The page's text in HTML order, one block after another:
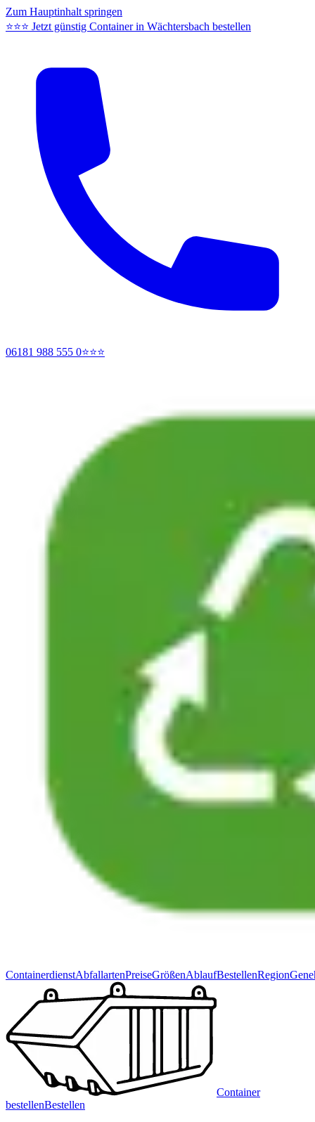
Zum Hauptinhalt springen
⭐⭐⭐ Jetzt günstig Container in Wächtersbach bestellen
06181 988 555 0⭐⭐⭐
ContainerdienstAbfallartenPreiseGrößenAblaufBestellenRegion
Container
bestellenBestellen